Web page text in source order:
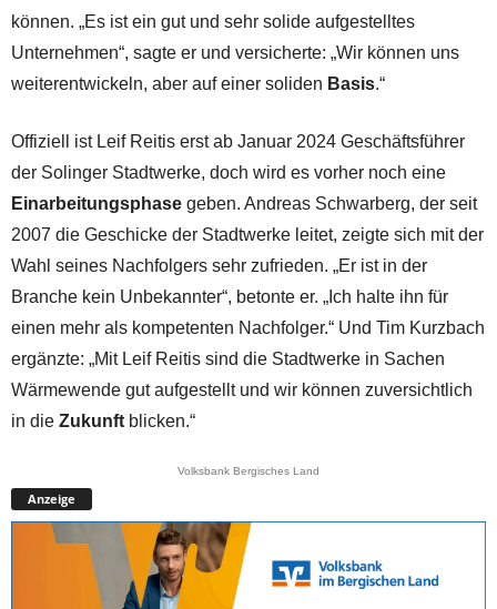
können. „Es ist ein gut und sehr solide aufgestelltes
Unternehmen“, sagte er und versicherte: „Wir können uns
weiterentwickeln, aber auf einer soliden Basis.“
Offiziell ist Leif Reitis erst ab Januar 2024 Geschäftsführer
der Solinger Stadtwerke, doch wird es vorher noch eine
Einarbeitungsphase geben. Andreas Schwarberg, der seit
2007 die Geschicke der Stadtwerke leitet, zeigte sich mit der
Wahl seines Nachfolgers sehr zufrieden. „Er ist in der
Branche kein Unbekannter“, betonte er. „Ich halte ihn für
einen mehr als kompetenten Nachfolger.“ Und Tim Kurzbach
ergänzte: „Mit Leif Reitis sind die Stadtwerke in Sachen
Wärmewende gut aufgestellt und wir können zuversichtlich
in die Zukunftblicken.“
Volksbank Bergisches Land
Anzeige